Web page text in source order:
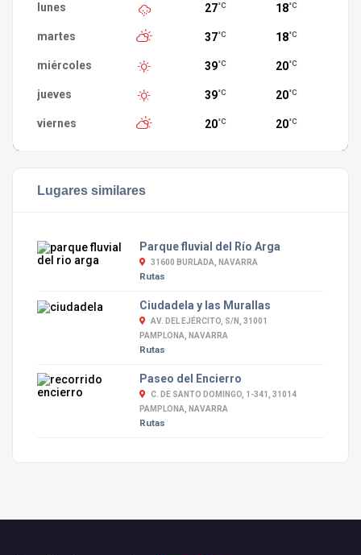
lunes 27°C 18°C
martes 37°C 18°C
miércoles 39°C 20°C
jueves 39°C 20°C
viernes 20°C 20°C
Lugares similares
Parque fluvial del Río Arga
31600 BURLADA, NAVARRA
Rutas
Ciudadela y las Murallas
AV. DEL EJÉRCITO, S/N, 31001
PAMPLONA, NAVARRA
Rutas
Paseo del Encierro
C. DE SANTO DOMINGO, 1-341, 31014
PAMPLONA, NAVARRA
Rutas